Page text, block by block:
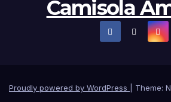
Camisola
Proudly powered by WordPress Theme: